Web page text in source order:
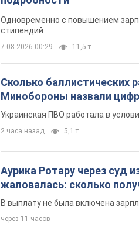
Одновременно с повышением
стипендий
7.08.2026 00:29 11,5 т.
Сколько баллистических
Минобороны назвали
Украинская ПВО работала в
2 часа назад 5,1 т.
Аурика Ротару через суд
жаловалась: сколько
В выплату не была включена
через 11 часов